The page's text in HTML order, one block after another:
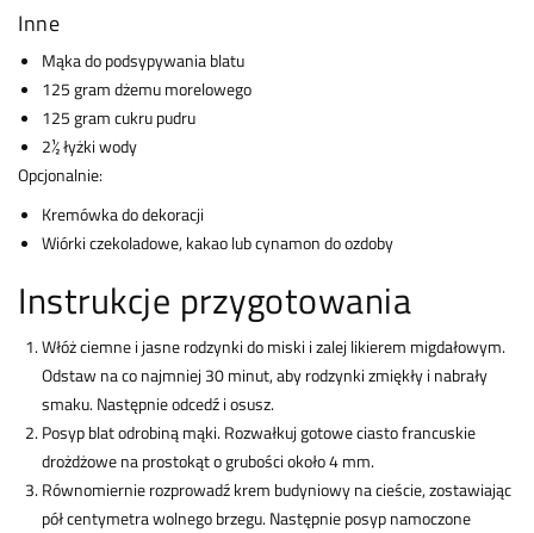
Inne
Mąka do podsypywania blatu
125 gram dżemu morelowego
125 gram cukru pudru
2½ łyżki wody
Opcjonalnie:
Kremówka do dekoracji
Wiórki czekoladowe, kakao lub cynamon do ozdoby
Instrukcje przygotowania
Włóż ciemne i jasne rodzynki do miski i zalej likierem migdałowym.
Odstaw na co najmniej 30 minut, aby rodzynki zmiękły i nabrały
smaku. Następnie odcedź i osusz.
Posyp blat odrobiną mąki. Rozwałkuj gotowe ciasto francuskie
drożdżowe na prostokąt o grubości około 4 mm.
Równomiernie rozprowadź krem budyniowy na cieście, zostawiając
pół centymetra wolnego brzegu. Następnie posyp namoczone